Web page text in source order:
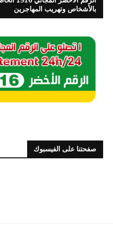
بالأشخاص وتهريب المهاجرين
صفحتنا على الفيسبوك